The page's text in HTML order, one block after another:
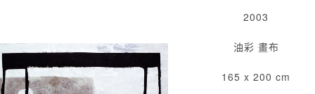
2003
油彩 畫布
165 x 200 cm